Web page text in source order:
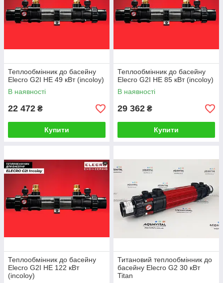
Теплообмінник до басейну
Elecro G2I HE 49 кВт (incoloy)
В наявності
22 472 ₴
Купити
Теплообмінник до басейну
Elecro G2I HE 85 кВт (incoloy)
В наявності
29 362 ₴
Купити
Теплообмінник до басейну
Elecro G2I HE 122 кВт
(incoloy)
Титановий теплообмінник до
басейну Elecro G2 30 кВт
Titan